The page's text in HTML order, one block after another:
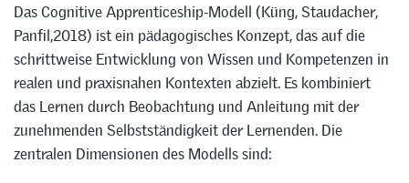
Das Cognitive Apprenticeship-Modell (Küng, Staudacher,
Panfil,2018) ist ein pädagogisches Konzept, das auf die
schrittweise Entwicklung von Wissen und Kompetenzen in
realen und praxisnahen Kontexten abzielt. Es kombiniert
das Lernen durch Beobachtung und Anleitung mit der
zunehmenden Selbstständigkeit der Lernenden. Die
zentralen Dimensionen des Modells sind: